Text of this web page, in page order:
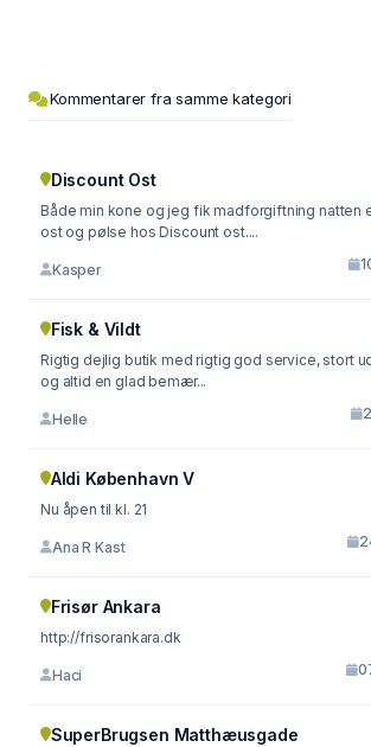
Kommentarer fra samme kategori
Discount Ost
Både min kone og jeg fik madforgiftning natten
ost og pølse hos Discount ost....
Kasper
Fisk & Vildt
Rigtig dejlig butik med rigtig god service, stort
og altid en glad bemær...
Helle
Aldi København V
Nu åpen til kl. 21
Ana R Kast
Frisør Ankara
http://frisorankara.dk
Haci
SuperBrugsen Matthæusgade